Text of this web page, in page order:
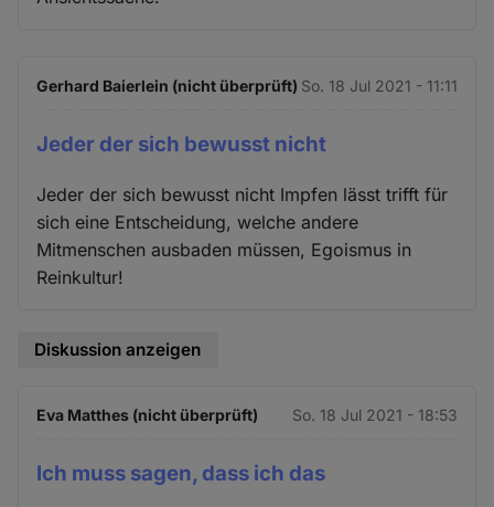
Gerhard Baierlein (nicht überprüft) So. 18 Jul 2021 - 11:11
Jeder der sich bewusst nicht
Jeder der sich bewusst nicht Impfen lässt trifft für
sich eine Entscheidung, welche andere
Mitmenschen ausbaden müssen, Egoismus in
Reinkultur!
Diskussion anzeigen
Eva Matthes (nicht überprüft) So. 18 Jul 2021 - 18:53
Ich muss sagen, dass ich das